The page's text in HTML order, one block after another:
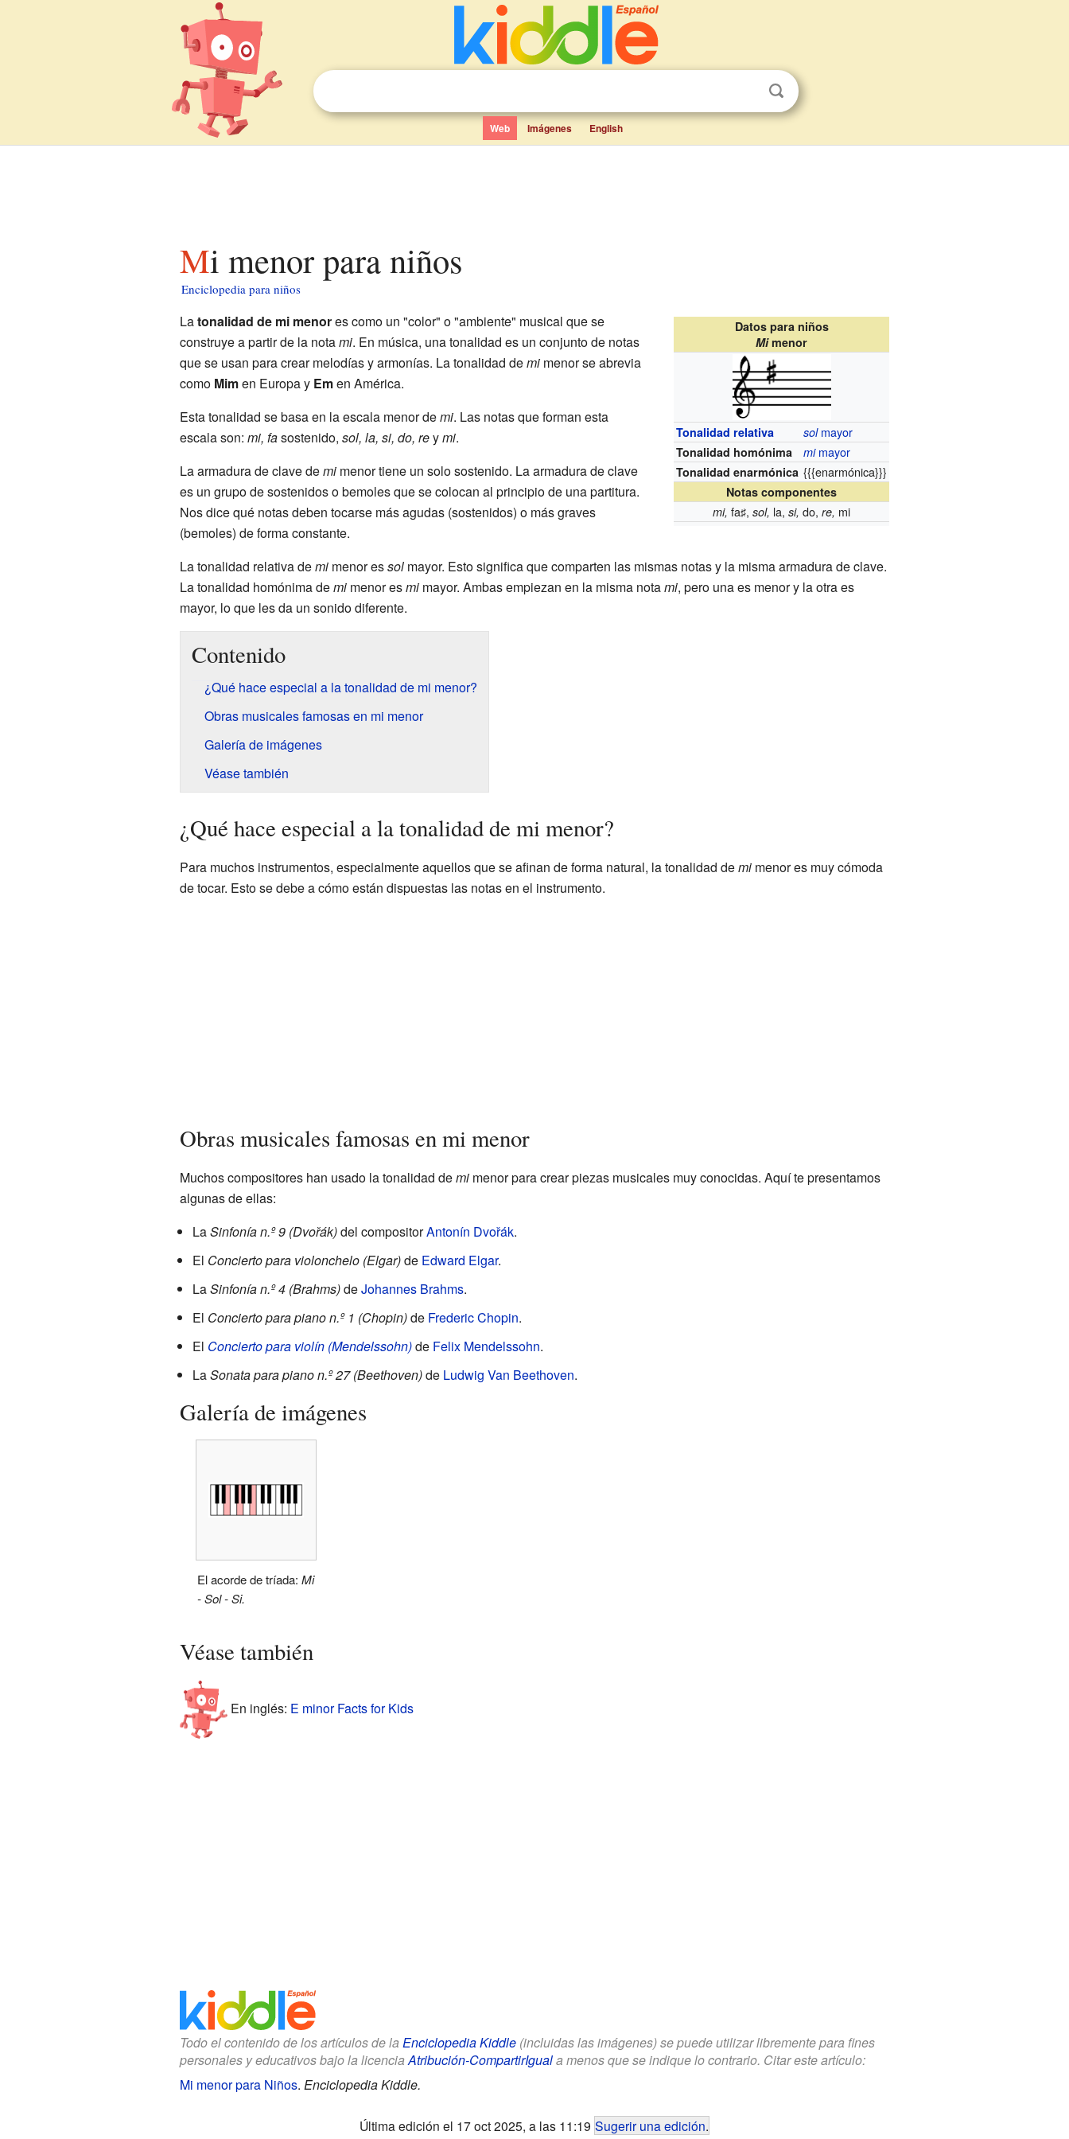
Web Imágenes English
Mi menor para niños
Enciclopedia para niños
Datos para niños
Mimenor
Tonalidad relativa solmayor
Tonalidad homónima mimayor
Tonalidad enarmónica {{{enarmónica}}}
Notas componentes
mi, fa♯,sol, la,si, do,re, mi
Latonalidad de mi menores como un "color" o "ambiente" musical que se
construye a partir de la notami. En música, una tonalidad es un conjunto de notas
que se usan para crear melodías y armonías. La tonalidad demimenor se abrevia
como Mimen Europa y Emen América.
Esta tonalidad se basa en la escala menor demi. Las notas que forman esta
escala son: mi, fasostenido, sol, la, si, do, reymi.
La armadura de clave demimenor tiene un solo sostenido. La armadura de clave
es un grupo de sostenidos o bemoles que se colocan al principio de una partitura.
Nos dice qué notas deben tocarse más agudas (sostenidos) o más graves
(bemoles) de forma constante.
La tonalidad relativa demimenor essolmayor. Esto significa que comparten las mismas notas y la misma armadura de clave.
La tonalidad homónima demimenor esmimayor. Ambas empiezan en la misma notami, pero una es menor y la otra es
mayor, lo que les da un sonido diferente.
Contenido
¿Qué hace especial a la tonalidad de mi menor?
Obras musicales famosas en mi menor
Galería de imágenes
Véase también
¿Qué hace especial a la tonalidad de mi menor?
Para muchos instrumentos, especialmente aquellos que se afinan de forma natural, la tonalidad demimenor es muy cómoda
de tocar. Esto se debe a cómo están dispuestas las notas en el instrumento.
Obras musicales famosas en mi menor
Muchos compositores han usado la tonalidad demimenor para crear piezas musicales muy conocidas. Aquí te presentamos
algunas de ellas:
LaSinfonía n.º 9 (Dvořák)del compositorAntonín Dvořák.
El Concierto para violonchelo (Elgar)de Edward Elgar.
LaSinfonía n.º 4 (Brahms)deJohannes Brahms.
El Concierto para piano n.º 1 (Chopin)de Frederic Chopin.
El Concierto para violín (Mendelssohn)de Felix Mendelssohn.
LaSonata para piano n.º 27 (Beethoven)de Ludwig Van Beethoven.
Galería de imágenes
El acorde de tríada: Mi
- Sol - Si.
Véase también
En inglés: E minor Facts for Kids
Todo el contenido de los artículos de la Enciclopedia Kiddle(incluidas las imágenes) se puede utilizar libremente para fines
personales y educativos bajo la licencia Atribución-CompartirIguala menos que se indique lo contrario. Citar este artículo:
Mi menor para Niños. Enciclopedia Kiddle.
Última edición el 17 oct 2025, a las 11:19 Sugerir una edición.